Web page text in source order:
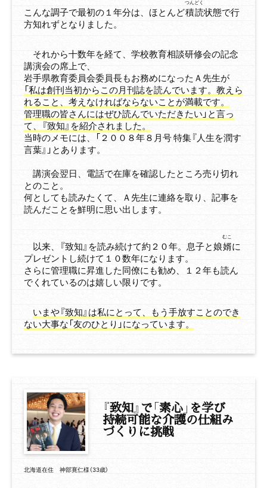
こんな調子で最初の１年分は、ほとんど積
つん
読
どく
状態で行
方知れずとなりました。
それから十数年を経て、学校教育相談研修会の記念
講演会の席上で、
岩手県教育委員会委員長もお務めになったＡ先生が
「私は創刊当初からこの月刊誌を読んでいます。教えら
れること、考えなければならないことが満載です。
管理職の皆さんにはぜひ読んでいただきたい」と言っ
て、『致知』を紹介されました。
当時のメモには、「２００８年８月号 特集『人生を潤す
言葉』」とあります。
講演会翌日、電話で在庫を確認したところ売り切れ
とのこと。
何としても読みたくて、Ａ先生に連絡を取り、記事を
読んだことを鮮明に思い出します。
以来、『致知』を読み続けて約２０年。息子と娘婿
むこ
に
プレゼントし続けて１０数年になります。
さらに管理職に昇進した同僚にも勧め、１２年も読ん
でくれているのは嬉しい限りです。
いまや『致知』は私にとって、もう手放すことのでき
ない大事な「友のひとり」になっています。
『致知』で「素心 」 を学び
持続可能な介護の仕組み
づくりに挑戦
北海道在住 神部寛仁様（33歳）